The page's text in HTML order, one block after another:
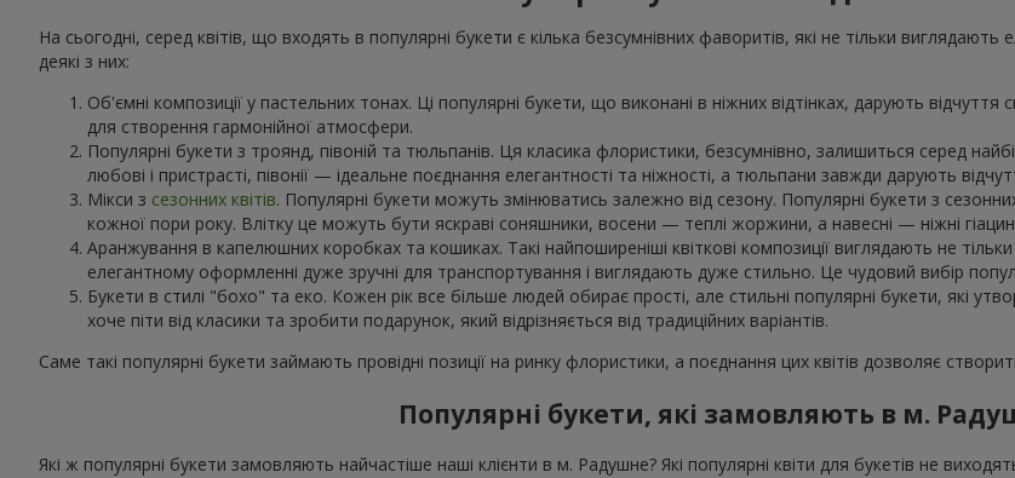
На сьогодні, серед квітів, що входять в популярні букети є кілька безсумнівних фаворитів, які не тільки
деякі з них:
Об'ємні композиції у пастельних тонах. Ці популярні букети, що виконані в ніжних відтінках, дарують
для створення гармонійної атмосфери.
Популярні букети з троянд, півоній та тюльпанів. Ця класика флористики, безсумнівно, залишиться серед
любові і пристрасті, півонії — ідеальне поєднання елегантності та ніжності, а тюльпани завжди дарують
Мікси з сезонних квітів. Популярні букети можуть змінюватись залежно від сезону. Популярні букети з
кожної пори року. Влітку це можуть бути яскраві соняшники, восени — теплі жоржини, а навесні — ніжні
Аранжування в капелюшних коробках та кошиках. Такі найпоширеніші квіткові композиції виглядають не
елегантному оформленні дуже зручні для транспортування і виглядають дуже стильно. Це чудовий вибір
Букети в стилі "бохо" та еко. Кожен рік все більше людей обирає прості, але стильні популярні букети, які
хоче піти від класики та зробити подарунок, який відрізняється від традиційних варіантів.
Саме такі популярні букети займають провідні позиції на ринку флористики, а поєднання цих квітів дозволяє
Популярні букети, які замовляють в м.
Які ж популярні букети замовляють найчастіше наші клієнти в м. Радушне? Які популярні квіти для букетів не